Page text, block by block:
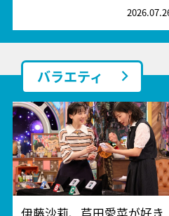
バラエティ